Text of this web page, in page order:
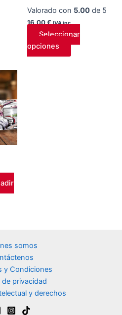
Valorado con 5.00de 5
16,00€ IVA inc.
Seleccionar
opciones
en
la
página
de
producto
somos
y Condiciones
de privacidad
y derechos